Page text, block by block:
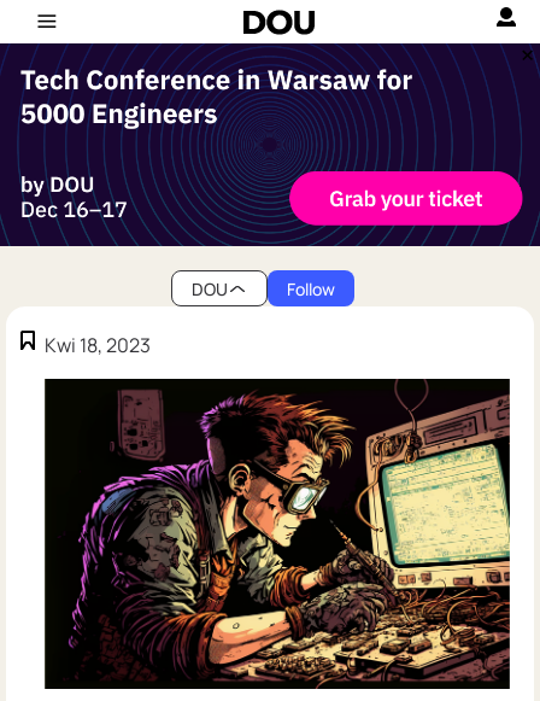
DOU Follow
Kwi 18, 2023